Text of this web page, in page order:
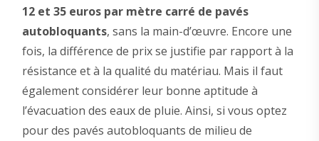
12 et 35 euros par mètre carré de pavés
autobloquants, sans la main-d’œuvre. Encore une
fois, la différence de prix se justifie par rapport à la
résistance et à la qualité du matériau. Mais il faut
également considérer leur bonne aptitude à
l’évacuation des eaux de pluie. Ainsi, si vous optez
pour des pavés autobloquants de milieu de